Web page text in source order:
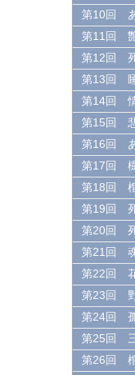
第10回
第11回
第12回
第13回
第14回
第15回
第16回
第17回
第18回
第19回
第20回
第21回
第22回
第23回
第24回
第25回
第26回